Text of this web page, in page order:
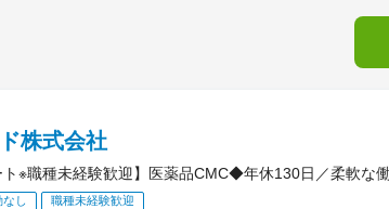
株式会社
ト※職種未経験歓迎】医薬品CMC◆年休130日／柔軟な
なし 職種未経験歓迎